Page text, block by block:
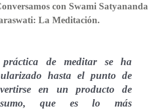
con Swami Satyananda
La Meditación.
de meditar se ha
hasta el punto de
en un producto de
que es lo más